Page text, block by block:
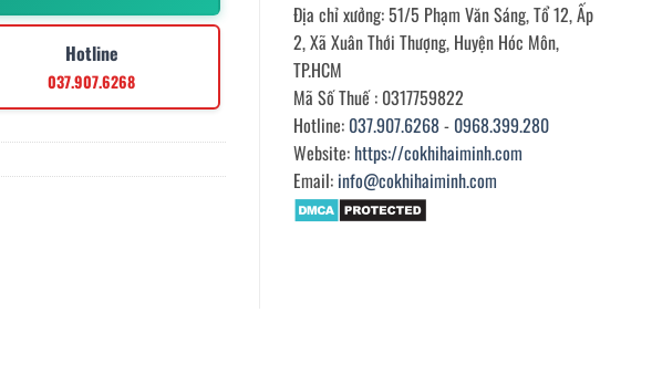
Hotline
037.907.6268
Địa chỉ xưởng: 51/5 Phạm Văn Sáng, Tổ 12, Ấp
2, Xã Xuân Thới Thượng, Huyện Hóc Môn,
TP.HCM
Mã Số Thuế : 0317759822
Hotline: 037.907.6268- 0968.399.280
Website: https://cokhihaiminh.com
Email: info@cokhihaiminh.com